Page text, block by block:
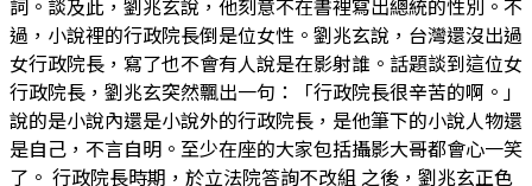
詞。談及此，劉兆玄說，他刻意不在書裡寫出總統的性別。不
過，小說裡的行政院長倒是位女性。劉兆玄說，台灣還沒出過
女行政院長，寫了也不會有人說是在影射誰。話題談到這位女
行政院長，劉兆玄突然飄出一句：「行政院長很辛苦的啊。」
說的是小說內還是小說外的行政院長，是他筆下的小說人物還
是自己，不言自明。至少在座的大家包括攝影大哥都會心一笑
了。 行政院長時期，於立法院答詢不改組 之後，劉兆玄正色